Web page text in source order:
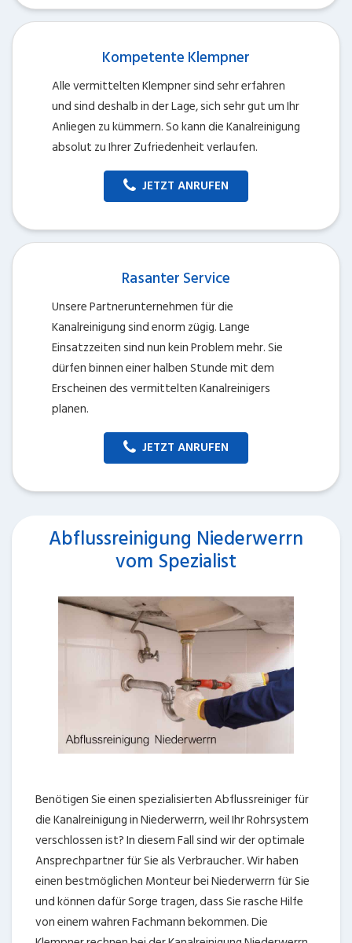
Kompetente Klempner
Alle vermittelten Klempner sind sehr erfahren
und sind deshalb in der Lage, sich sehr gut um Ihr
Anliegen zu kümmern. So kann die Kanalreinigung
absolut zu Ihrer Zufriedenheit verlaufen.
JETZT ANRUFEN
Rasanter Service
Unsere Partnerunternehmen für die
Kanalreinigung sind enorm zügig. Lange
Einsatzzeiten sind nun kein Problem mehr. Sie
dürfen binnen einer halben Stunde mit dem
Erscheinen des vermittelten Kanalreinigers
planen.
JETZT ANRUFEN
Abflussreinigung Niederwerrn
vom Spezialist
Benötigen Sie einen spezialisierten Abflussreiniger für
die Kanalreinigung in Niederwerrn, weil Ihr Rohrsystem
verschlossen ist? In diesem Fall sind wir der optimale
Ansprechpartner für Sie als Verbraucher. Wir haben
einen bestmöglichen Monteur bei Niederwerrn für Sie
und können dafür Sorge tragen, dass Sie rasche Hilfe
von einem wahren Fachmann bekommen. Die